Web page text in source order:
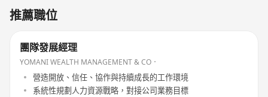
推薦職位
團隊發展經理
YOMANI WEALTH MANAGEMENT & CO．
營造開放、信任、協作與持續成長的工作環境
系統性規劃人力資源戰略，對接公司業務目標